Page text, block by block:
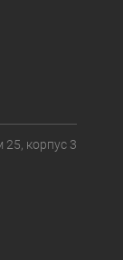
25, корпус 3